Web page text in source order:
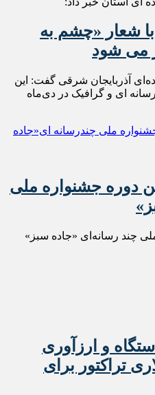
شعار «چشم به
می شود
آذربایجان شرقی گفت: این
ای و گرافیک در دی‌ماه
دوره جشنواره ملی
چند رسانه‌ای «جاده سبز»
هزار دستگاه و ارزآوری
دلاری تراکتور برای